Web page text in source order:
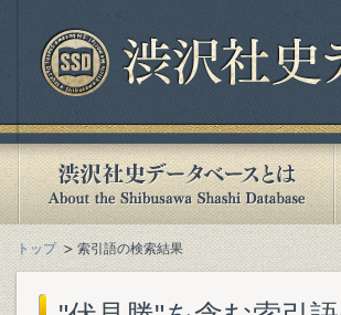
トップ 索引語の検索結果